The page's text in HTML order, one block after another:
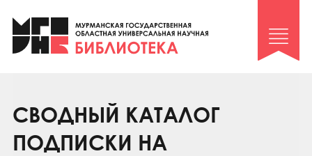
Клуб «Гиря и сельдерей»
Клуб «Семейный архив»
Коллегам
Контакты
СВОДНЫЙ КАТАЛОГ
ПОДПИСКИ НА